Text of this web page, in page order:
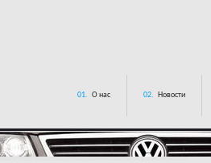
01. О нас 02. Новости